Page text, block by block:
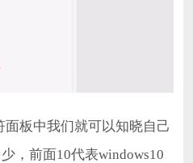
板中我们就可以知晓自己
，前面10代表windows10